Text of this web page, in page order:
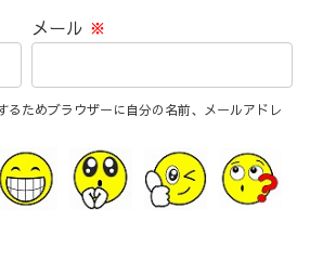
メール ※
るためブラウザーに自分の名前、メールアドレ